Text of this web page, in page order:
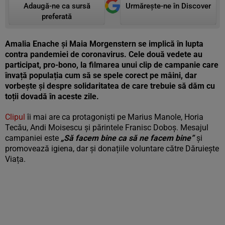
Adaugă-ne ca sursă
preferată
Urmărește-ne în Discover
Amalia Enache și Maia Morgenstern se implică în lupta
contra pandemiei de coronavirus. Cele două vedete au
participat, pro-bono, la filmarea unui clip de campanie care
învață populația cum să se spele corect pe mâini, dar
vorbește și despre solidaritatea de care trebuie să dăm cu
toții dovadă în aceste zile.
Clipul îi mai are ca protagoniști pe Marius Manole, Horia
Tecău, Andi Moisescu și părintele Franisc Doboș. Mesajul
campaniei este „Să facem bine ca să ne facem bine”și
promovează igiena, dar și donațiile voluntare către Dăruiește
Viața.